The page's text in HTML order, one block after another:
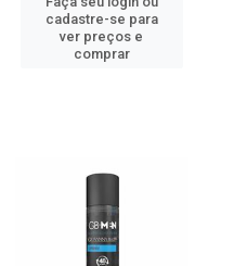
cadastre-se para
ver preços e
comprar